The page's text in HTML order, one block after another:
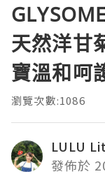
天然洋甘
寶溫和呵
瀏覽次數:1086
LULU
發佈於